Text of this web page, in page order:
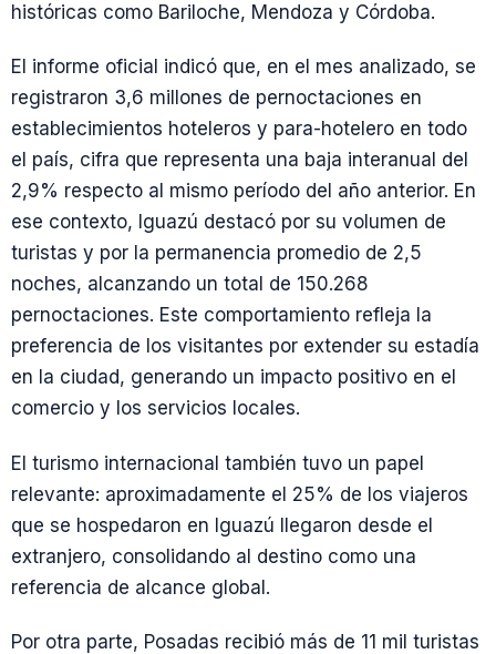
históricas como Bariloche, Mendoza y Córdoba.
El informe oficial indicó que, en el mes analizado, se
registraron 3,6 millones de pernoctaciones en
establecimientos hoteleros y para-hotelero en todo
el país, cifra que representa una baja interanual del
2,9% respecto al mismo período del año anterior. En
ese contexto, Iguazú destacó por su volumen de
turistas y por la permanencia promedio de 2,5
noches, alcanzando un total de 150.268
pernoctaciones. Este comportamiento refleja la
preferencia de los visitantes por extender su estadía
en la ciudad, generando un impacto positivo en el
comercio y los servicios locales.
El turismo internacional también tuvo un papel
relevante: aproximadamente el 25% de los viajeros
que se hospedaron en Iguazú llegaron desde el
extranjero, consolidando al destino como una
referencia de alcance global.
Por otra parte, Posadas recibió más de 11 mil turistas